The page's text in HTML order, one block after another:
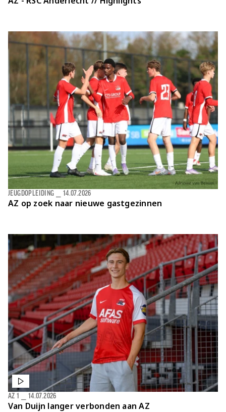
AZ op zoek naar nieuwe gastgezinnen
JEUGDOPLEIDING 14.07.2026
Van Duijn langer verbonden aan AZ
AZ 1 14.07.2026